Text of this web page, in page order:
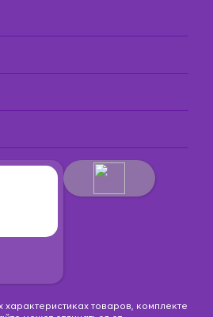
товаров, комплекте